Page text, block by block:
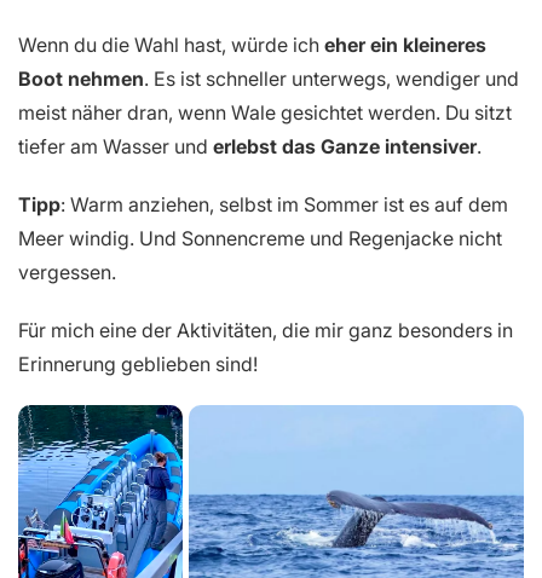
Wenn du die Wahl hast, würde ich eher ein kleineres
Boot nehmen. Es ist schneller unterwegs, wendiger und
meist näher dran, wenn Wale gesichtet werden. Du sitzt
tiefer am Wasser und erlebst das Ganze intensiver.
Tipp: Warm anziehen, selbst im Sommer ist es auf dem
Meer windig. Und Sonnencreme und Regenjacke nicht
vergessen.
Für mich eine der Aktivitäten, die mir ganz besonders in
Erinnerung geblieben sind!